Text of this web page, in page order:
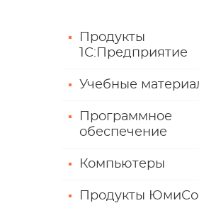
Продукты
1С:Предприятие
Учебные
Программное
обеспечение
Компьютеры
Продукты